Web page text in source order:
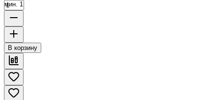
мин. 1
В корзину